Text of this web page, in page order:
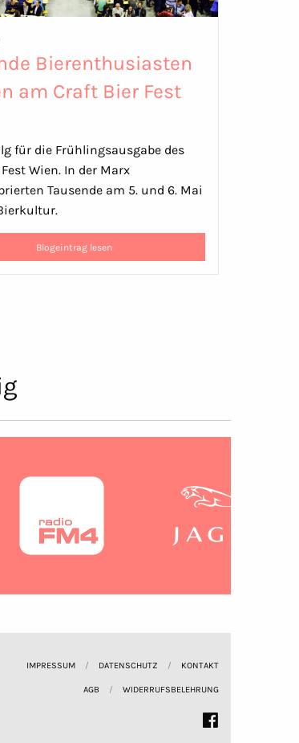
Bierenthusiasten
am Craft Bier Fest
für die Frühlingsausgabe des
Wien. In der Marx
Tausende am 5. und 6. Mai
Blogeintrag lesen
IMPRESSUM DATENSCHUTZ KONTAKT
AGB WIDERRUFSBELEHRUNG